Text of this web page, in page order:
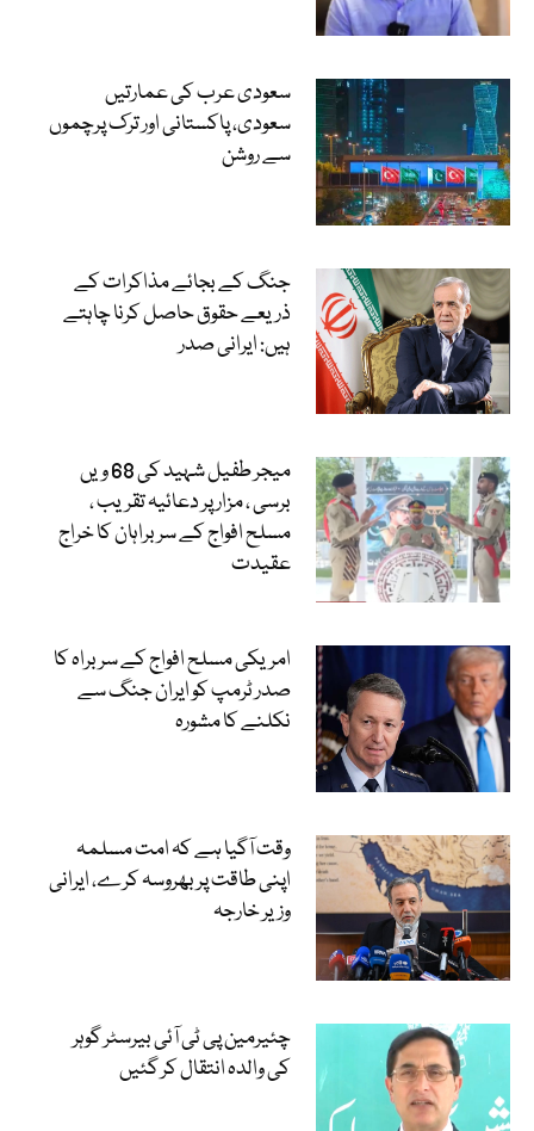
سعودی عرب کی عمارتیں
سعودی، پاکستانی اور ترک پرچموں
سے روشن
جنگ کے بجائے مذاکرات کے
ذریعے حقوق حاصل کرنا چاہتے
ہیں: ایرانی صدر
میجر طفیل شہید کی 68 ویں
برسی ، مزار پر دعائیہ تقریب ،
مسلح افواج کے سربراہان کا خراج
عقیدت
امریکی مسلح افواج کے سربراہ کا
صدر ٹرمپ کو ایران جنگ سے
نکلنے کا مشورہ
وقت آگیا ہے کہ امت مسلمہ
اپنی طاقت پر بھروسہ کرے، ایرانی
وزیر خارجہ
چئیرمین پی ٹی آئی بیرسٹر گوہر
کی والدہ انتقال کر گئیں